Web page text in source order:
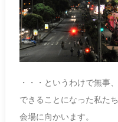
・・・というわけで無事
できることになった私た
会場に向かいます。